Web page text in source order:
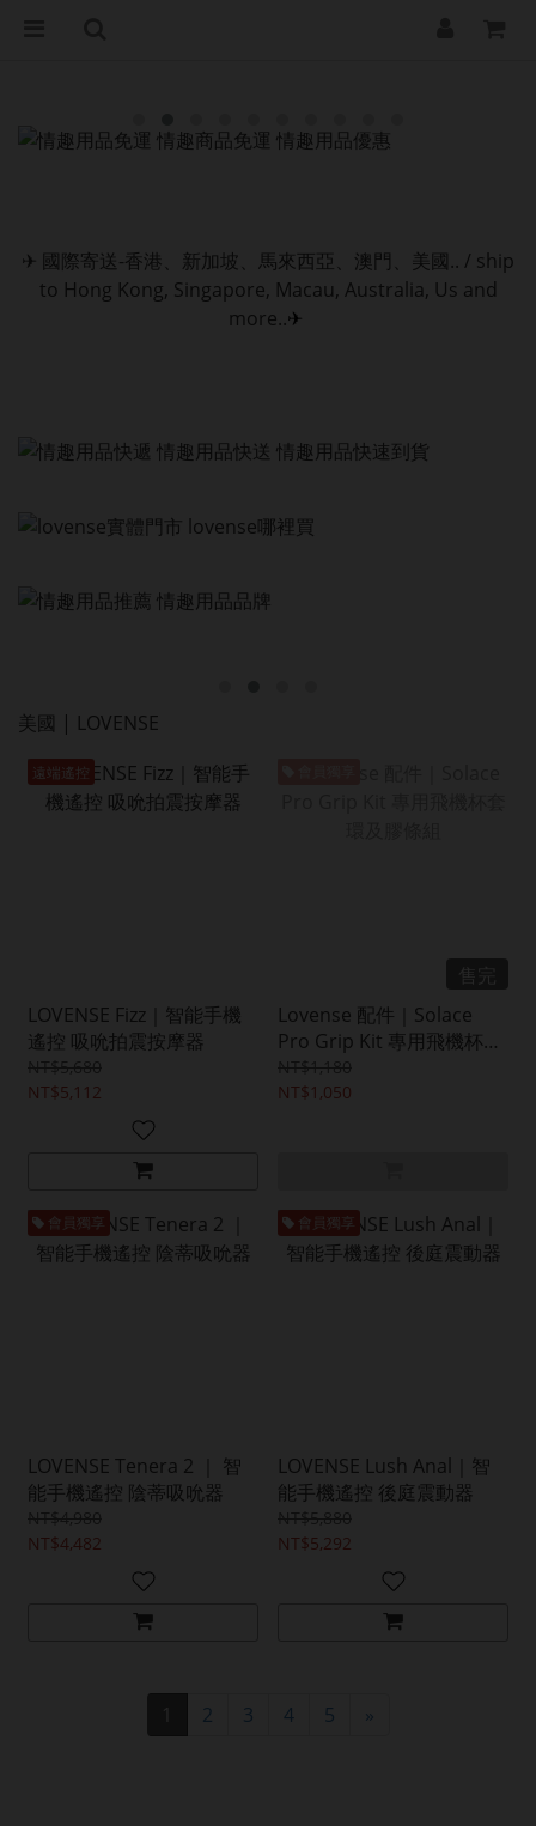
✈ 國際寄送-香港、新加坡、馬來西亞、澳門、美國.. / ship
to Hong Kong, Singapore, Macau, Australia, Us and
more..✈
美國 | LOVENSE
遠端遙控
LOVENSE Fizz｜智能手機
遙控 吸吮拍震按摩器
NT$5,112
Lovense 配件｜Solace
Pro Grip Kit 專用飛機杯套
NT$1,050
會員獨享
LOVENSE Tenera 2 ｜ 智
能手機遙控 陰蒂吸吮器
NT$4,482
會員獨享
LOVENSE Lush Anal｜智
能手機遙控 後庭震動器
NT$5,292
2 3 4 5 »